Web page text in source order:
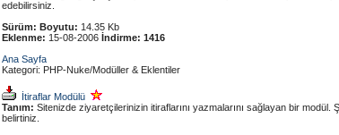
edebilirsiniz.
Sürüm: Boyutu: 14.35 Kb
Eklenme: 15-08-2006 İndirme: 1416
Ana Sayfa
Kategori: PHP-Nuke/Modüller & Eklentiler
İtiraflar Modülü
Tanım: Sitenizde ziyaretçilerinizin itiraflarını yazmalarını sağlayan bir modül.
belirtiniz.